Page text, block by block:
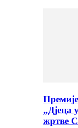
„Дјеца
жртве